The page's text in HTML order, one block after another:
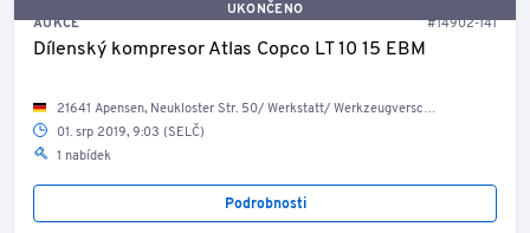
UKONČENO
AUKCE
#14902-141
Dílenský kompresor Atlas Copco LT 10 15 EBM
21641 Apensen, Neukloster Str. 50/ Werkstatt/ Werkzeugverschlag
01. srp 2019, 9:03 (SELČ)
1 nabídek
Podrobnosti